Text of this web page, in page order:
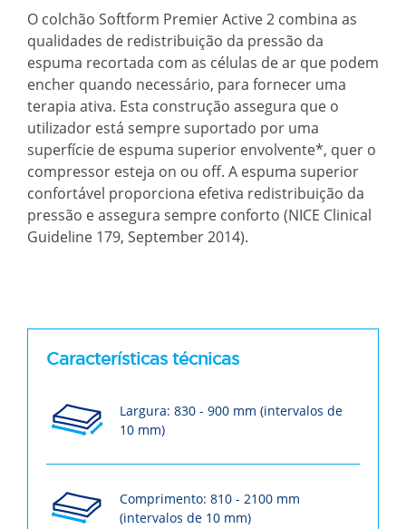
O colchão Softform Premier Active 2 combina as
qualidades de redistribuição da pressão da
espuma recortada com as células de ar que podem
encher quando necessário, para fornecer uma
terapia ativa. Esta construção assegura que o
utilizador está sempre suportado por uma
superfície de espuma superior envolvente*, quer o
compressor esteja on ou off. A espuma superior
confortável proporciona efetiva redistribuição da
pressão e assegura sempre conforto (NICE Clinical
Guideline 179, September 2014).
Características técnicas
Largura: 830 - 900 mm (intervalos de
10 mm)
Comprimento: 810 - 2100 mm
(intervalos de 10 mm)